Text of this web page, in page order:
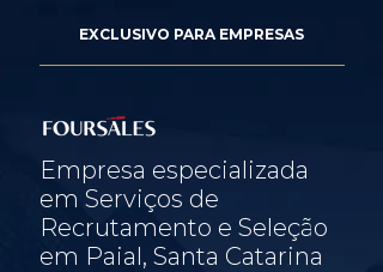
EXCLUSIVO PARA EMPRESAS
Empresa especializada
em Serviços de
Recrutamento e Seleção
em Paial, Santa Catarina